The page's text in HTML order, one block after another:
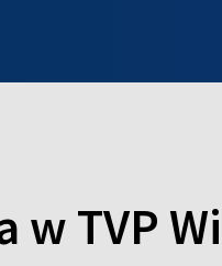
w TVP